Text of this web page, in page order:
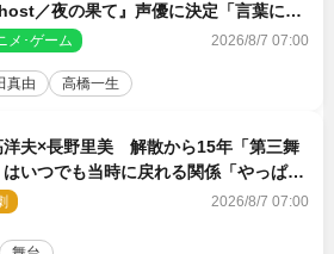
／夜の果て』声優に決定「言葉には
い沢山の感情を思い出しました」
メ･ゲーム 2026/8/7 07:00
真由 高橋一生
洋夫×長野里美 解散から15年「第三舞
はいつでも当時に戻れる関係「やっぱり
たちとは違います」
2026/8/7 07:00